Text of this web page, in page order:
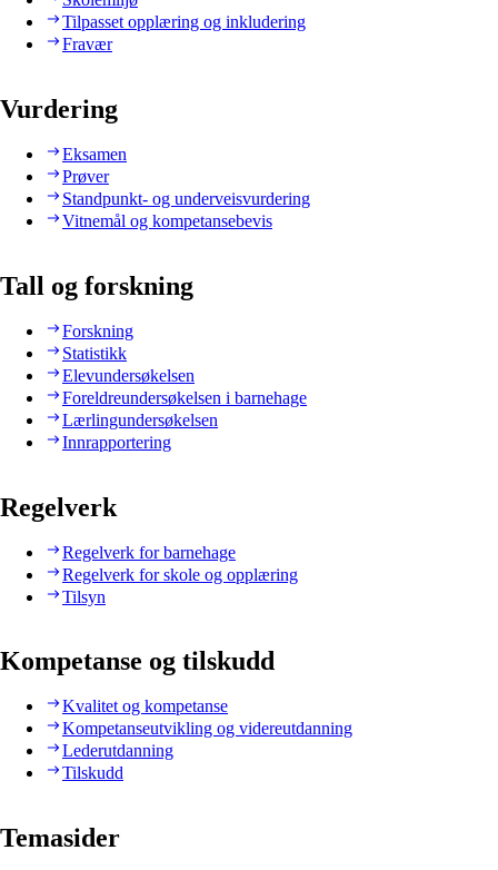
Tilpasset opplæring og inkludering
Fravær
Vurdering
Eksamen
Prøver
Standpunkt- og underveisvurdering
Vitnemål og kompetansebevis
Tall og forskning
Forskning
Statistikk
Elevundersøkelsen
Foreldreundersøkelsen i barnehage
Lærlingundersøkelsen
Innrapportering
Regelverk
Regelverk for barnehage
Regelverk for skole og opplæring
Tilsyn
Kompetanse og tilskudd
Kvalitet og kompetanse
Kompetanseutvikling og videreutdanning
Lederutdanning
Tilskudd
Temasider